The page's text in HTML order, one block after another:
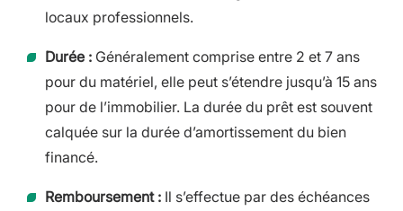
locaux professionnels.
Durée : Généralement comprise entre 2 et 7 ans
pour du matériel, elle peut s’étendre jusqu’à 15 ans
pour de l’immobilier. La durée du prêt est souvent
calquée sur la durée d’amortissement du bien
financé.
Remboursement : Il s’effectue par des échéances